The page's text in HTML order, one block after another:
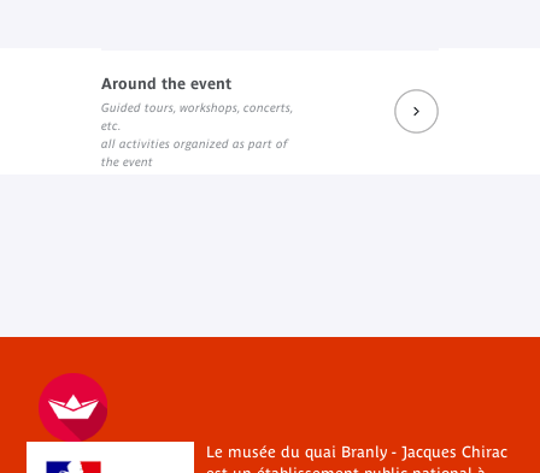
Around the event
Guided tours, workshops, concerts,
etc.
all activities organized as part of
the event
Le musée du quai Branly - Jacques Chirac